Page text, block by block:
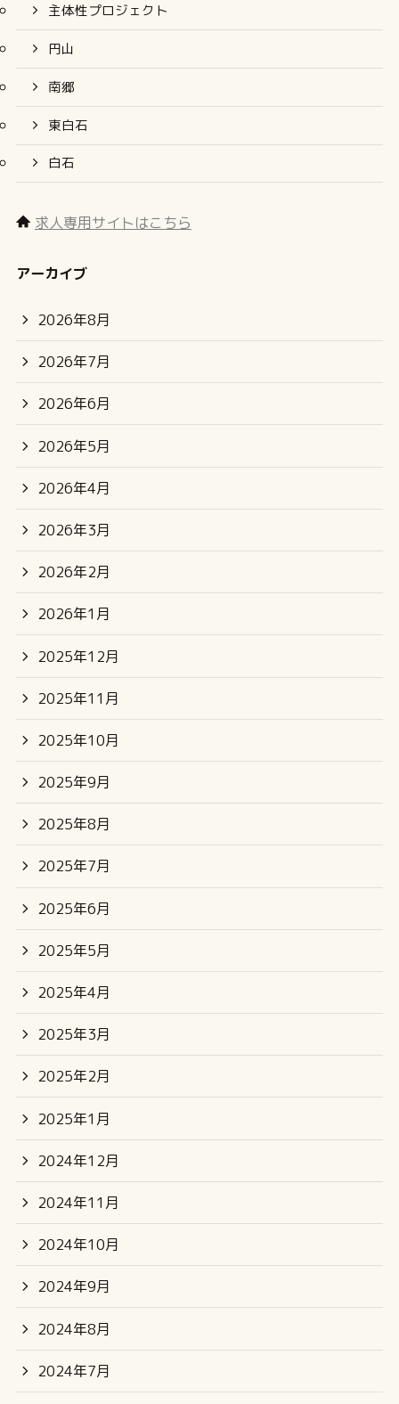
主体性プロジェクト
円山
南郷
東白石
白石
求人専用サイトはこちら
アーカイブ
2026年8月
2026年7月
2026年6月
2026年5月
2026年4月
2026年3月
2026年2月
2026年1月
2025年12月
2025年11月
2025年10月
2025年9月
2025年8月
2025年7月
2025年6月
2025年5月
2025年4月
2025年3月
2025年2月
2025年1月
2024年12月
2024年11月
2024年10月
2024年9月
2024年8月
2024年7月